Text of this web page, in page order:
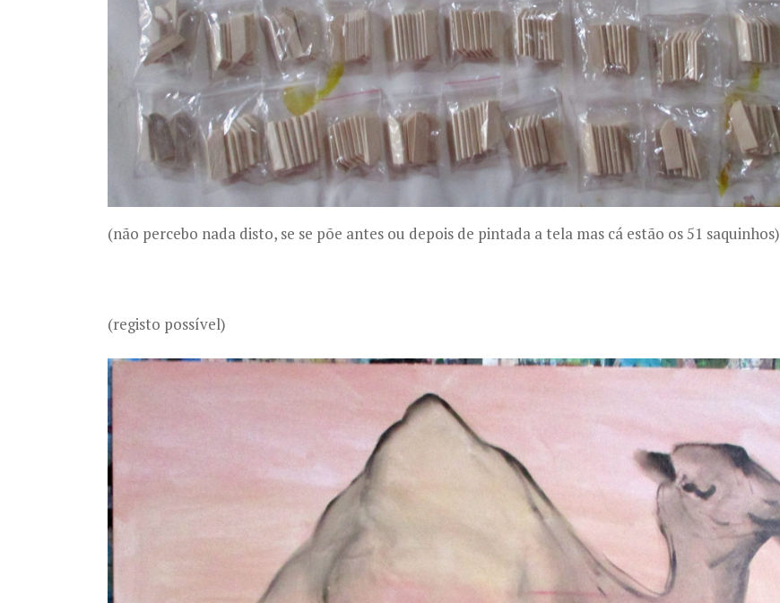
(não percebo nada disto, se se põe antes ou depois de pintada a tela mas cá estão os 51 saquinhos)
(registo possível)